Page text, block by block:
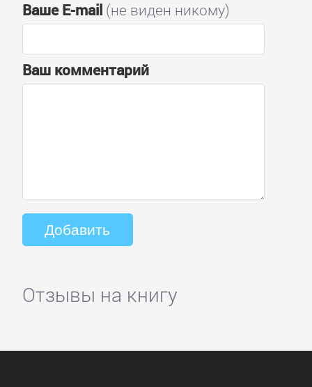
Ваше E-mail(не виден никому)
Ваш комментарий
Отзывы на книгу